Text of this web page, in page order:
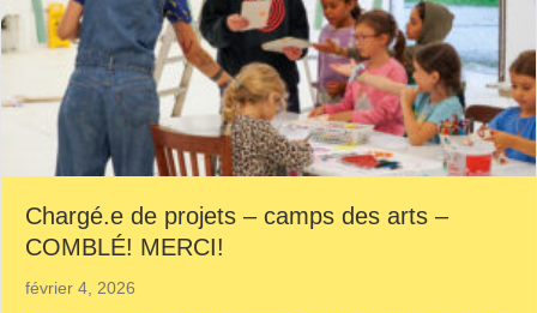
Chargé.e de projets – camps des arts –
COMBLÉ! MERCI!
février 4, 2026